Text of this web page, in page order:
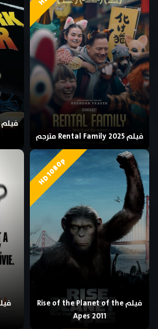
فيلم Rental Family 2025 مترجم
HD 1080p
فيلم Rise of the Planet of the
Apes 2011